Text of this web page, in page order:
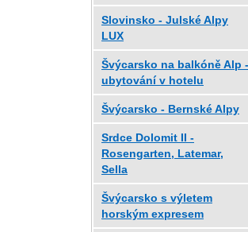
Slovinsko - Julské Alpy
LUX
Švýcarsko na balkóně Alp -
ubytování v hotelu
Švýcarsko - Bernské Alpy
Srdce Dolomit II -
Rosengarten, Latemar,
Sella
Švýcarsko s výletem
horským expresem